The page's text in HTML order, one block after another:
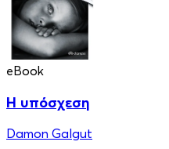
eBook
Η υπόσχεση
Damon Galgut